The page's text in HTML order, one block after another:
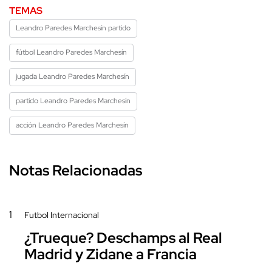
TEMAS
Leandro Paredes Marchesín partido
fútbol Leandro Paredes Marchesín
jugada Leandro Paredes Marchesín
partido Leandro Paredes Marchesín
acción Leandro Paredes Marchesín
Notas Relacionadas
1 Futbol Internacional
¿Trueque? Deschamps al Real
Madrid y Zidane a Francia